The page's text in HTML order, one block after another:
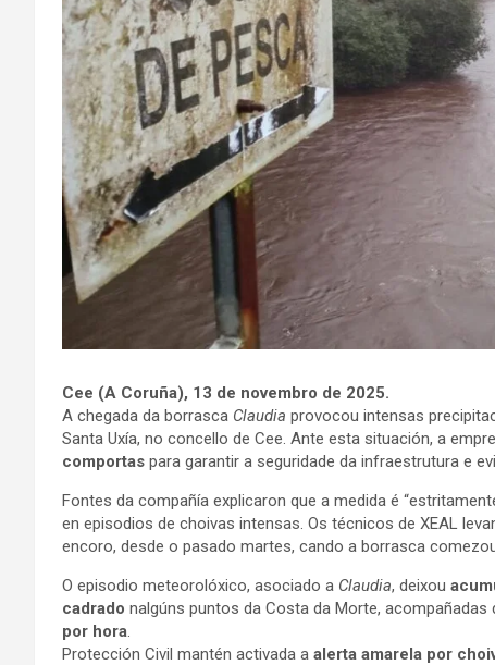
Cee (A Coruña), 13 de novembro de 2025.
A chegada da borrasca Claudia provocou intensas
Santa Uxía, no concello de Cee. Ante esta situación, a
comportas para garantir a seguridade da infraestrutura e
Fontes da compañía explicaron que a medida é
en episodios de choivas intensas. Os técnicos de XEAL
encoro, desde o pasado martes, cando a borrasca
O episodio meteorolóxico, asociado a Claudia, deixou
cadrado nalgúns puntos da Costa da Morte,
por hora
Protección Civil mantén activada a alerta amarela por